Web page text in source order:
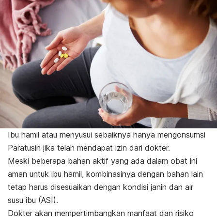
Ibu hamil atau menyusui sebaiknya hanya mengonsumsi
Paratusin jika telah mendapat izin dari dokter.
Meski beberapa bahan aktif yang ada dalam obat ini
aman untuk ibu hamil, kombinasinya dengan bahan lain
tetap harus disesuaikan dengan kondisi janin dan air
susu ibu (ASI).
Dokter akan mempertimbangkan manfaat dan risiko